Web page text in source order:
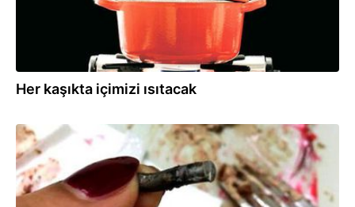
Her kaşıkta içimizi ısıtacak
21.12.2020